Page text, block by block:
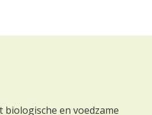
biologische en voedzame